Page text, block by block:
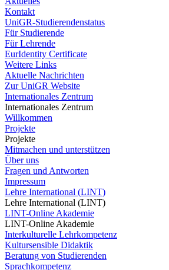
Kontakt
UniGR-Studierendenstatus
Für Studierende
Für Lehrende
EurIdentity Certificate
Weitere Links
Aktuelle Nachrichten
Zur UniGR Website
Internationales Zentrum
Internationales Zentrum
Willkommen
Projekte
Projekte
Mitmachen und unterstützen
Über uns
Fragen und Antworten
Impressum
Lehre International (LINT)
Lehre International (LINT)
LINT-Online Akademie
LINT-Online Akademie
Interkulturelle Lehrkompetenz
Kultursensible Didaktik
Beratung von Studierenden
Sprachkompetenz